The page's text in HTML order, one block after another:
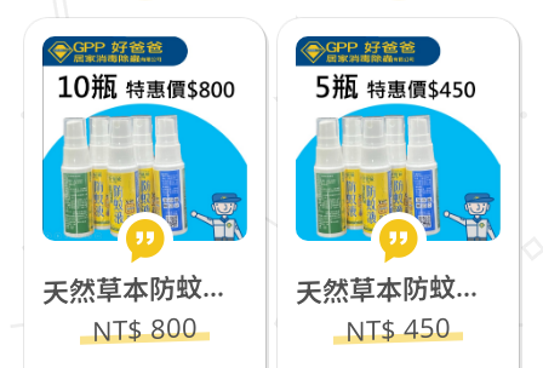
天然草本防蚊液(30ml)_個人經濟型_10瓶優惠價
NT$ 800
天然草本防蚊液(30ml)_個人經濟型_5瓶優惠價
NT$ 450